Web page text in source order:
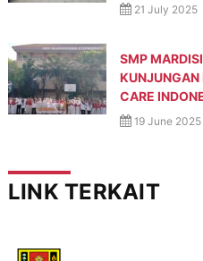
21 July 2025
SMP
KUNJUNGAN
CARE
19 June 2025
LINK TERKAIT